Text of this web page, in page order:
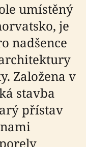
umístěný
je
nadšence
Založena v
stavba
přístav